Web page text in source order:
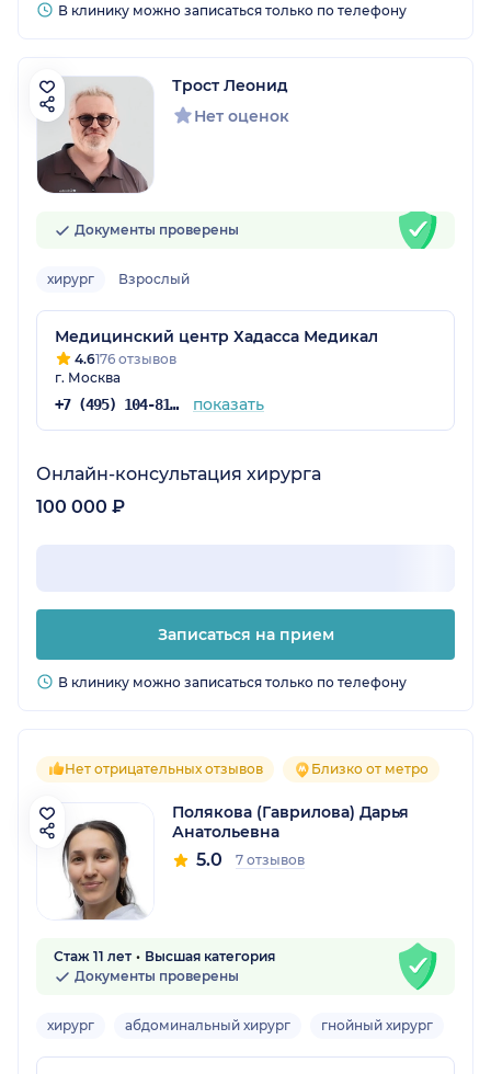
В клинику можно записаться только по телефону
Трост Леонид
Нет оценок
Документы проверены
хирург Взрослый
Медицинский центр Хадасса Медикал
4.6176 отзывов
г. Москва
+7 (495) 104-81-22 показать
Онлайн-консультация хирурга
100 000 ₽
Записаться на прием
В клинику можно записаться только по телефону
Нет отрицательных отзывов Близко от метро
Полякова (Гаврилова) Дарья
Анатольевна
5.0 7 отзывов
Стаж 11 лет
Высшая категория
Документы проверены
хирург абдоминальный хирург гнойный хирург